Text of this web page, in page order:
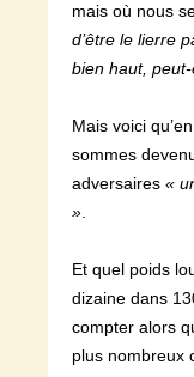
mais où nous
d’être le lierre
bien haut,
Mais voici
sommes
adversaires «
»
Et quel poids
dizaine dans
compter alors
plus nombreux